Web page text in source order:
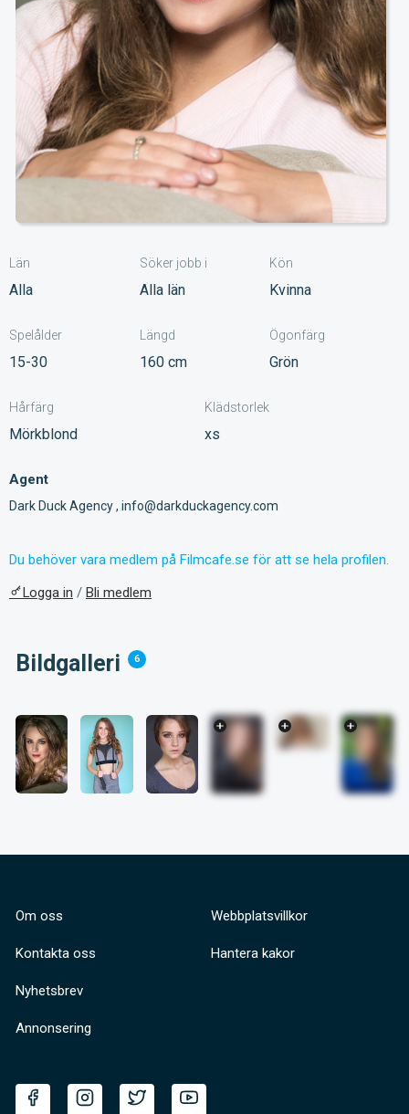
Län
Alla
Söker jobb i
Alla län
Kön
Kvinna
Spelålder
15-30
Längd
160 cm
Ögonfärg
Grön
Hårfärg
Mörkblond
Klädstorlek
xs
Agent
Dark Duck Agency , info@darkduckagency.com
Du behöver vara medlem på Filmcafe.se för att se hela profilen.
Logga in / Bli medlem
Bildgalleri 6
Om oss
Kontakta oss
Nyhetsbrev
Annonsering
Webbplatsvillkor
Hantera kakor